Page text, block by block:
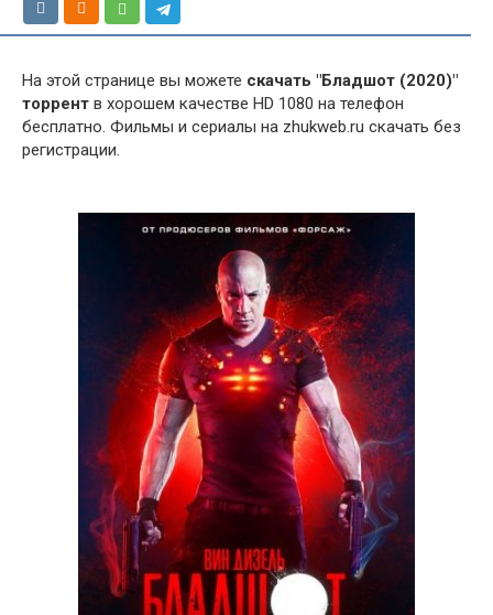
На этой странице вы можете скачать "Бладшот (2020)"
торрент в хорошем качестве HD 1080 на телефон
бесплатно. Фильмы и сериалы на zhukweb.ru скачать без
регистрации.